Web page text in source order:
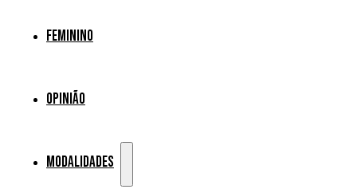
Feminino
Opinião
Modalidades